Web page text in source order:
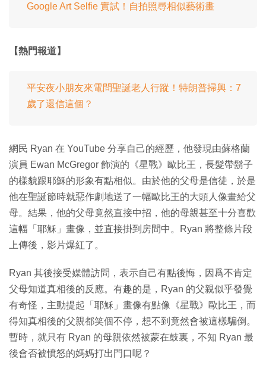
Google Art Selfie 實試！自拍照尋相似藝術畫
【熱門報道】
平安夜小朋友來電問聖誕老人行蹤！特朗普掃興：7
歲了還信這個？
網民 Ryan 在 YouTube 分享自己的經歷，他發現由蘇格蘭
演員 Ewan McGregor 飾演的《星戰》歐比王，長髮帶鬍子
的樣貌跟耶穌的形象有點相似。由於他的父母是信徒，於是
他在聖誕節時就惡作劇地送了一幅歐比王的大頭人像畫給父
母。結果，他的父母竟然直接中招，他的母親甚至十分喜歡
這幅「耶穌」畫像，並直接掛到房間中。Ryan 將整條片段
上傳後，影片爆紅了。
Ryan 其後接受媒體訪問，表示自己有點後悔，因爲不肯定
父母知道真相後的反應。有趣的是，Ryan 的父親似乎發覺
有奇怪，主動提起「耶穌」畫像有點像《星戰》歐比王，而
得知真相後的父親都笑個不停，想不到竟然會被這樣騙倒。
暫時，就只有 Ryan 的母親依然被蒙在鼓裏，不知 Ryan 最
後會否被憤怒的媽媽打出門口呢？